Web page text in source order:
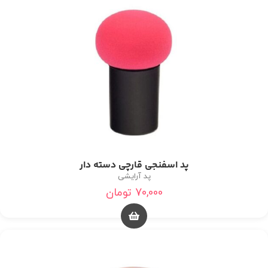
پد اسفنجی قارچی دسته دار
پد آرایشی
70,000 تومان